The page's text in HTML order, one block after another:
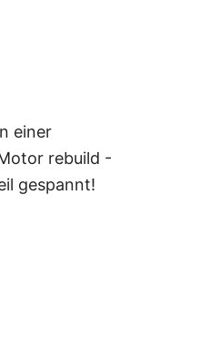
einer
rebuild -
gespannt!